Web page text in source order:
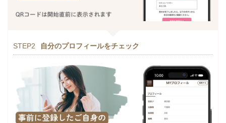
STEP2 自分のプロフィールをチェック